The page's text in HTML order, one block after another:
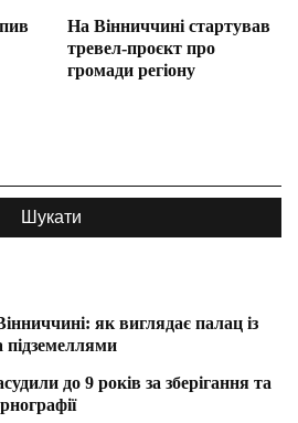
На Вінниччині стартував
тревел-проєкт про
громади регіону
як виглядає палац із
підземеллями
до 9 років за зберігання та